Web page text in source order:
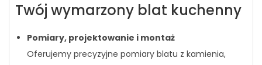
Twój wymarzony blat kuchenny
Pomiary, projektowanie i montaż
Oferujemy precyzyjne pomiary blatu z kamienia,